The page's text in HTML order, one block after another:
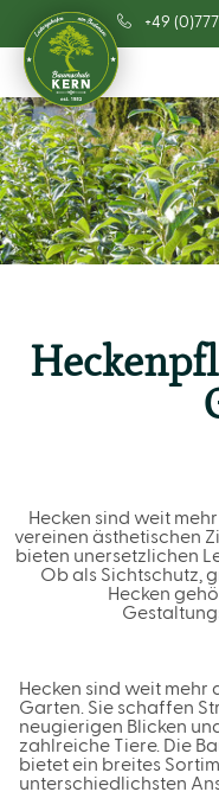
+49
Hecken sind weit
vereinen ästhetischen
bieten unersetzlichen
Ob als Sichtschutz,
Hecken
Hecken sind weit mehr
Garten. Sie schaffen
neugierigen Blicken
zahlreiche Tiere. Die
bietet ein breites
unterschiedlichsten